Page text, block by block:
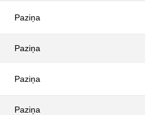
Paziņa
Paziņa
Paziņa
Paziņa